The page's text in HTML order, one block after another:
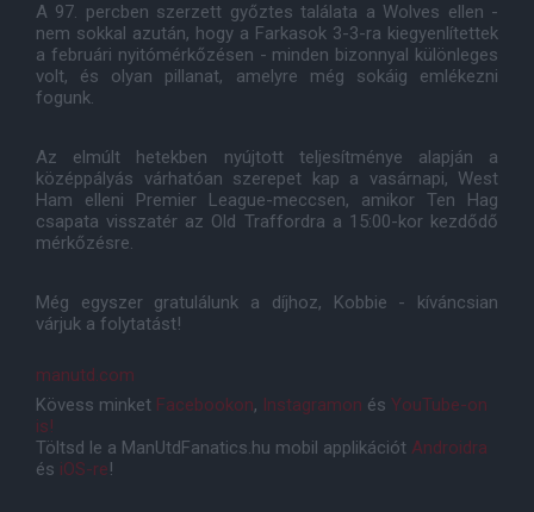
A 97. percben szerzett győztes találata a Wolves ellen -
nem sokkal azután, hogy a Farkasok 3-3-ra kiegyenlítettek
a februári nyitómérkőzésen - minden bizonnyal különleges
volt, és olyan pillanat, amelyre még sokáig emlékezni
fogunk.
Az elmúlt hetekben nyújtott teljesítménye alapján a
középpályás várhatóan szerepet kap a vasárnapi, West
Ham elleni Premier League-meccsen, amikor Ten Hag
csapata visszatér az Old Traffordra a 15:00-kor kezdődő
mérkőzésre.
Még egyszer gratulálunk a díjhoz, Kobbie - kíváncsian
várjuk a folytatást!
manutd.com
Kövess minket Facebookon, Instagramon és YouTube-on
is!
Töltsd le a ManUtdFanatics.hu mobil applikációt Androidra
és iOS-re!